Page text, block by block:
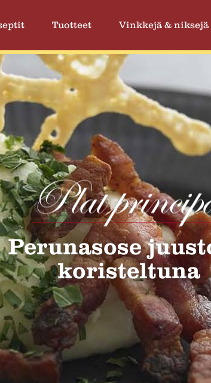
Tuotteet Vinkkejä & niksejä
Plat
Perunasose
koristeltuna